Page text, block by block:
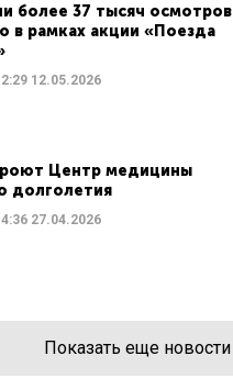
более 37 тысяч осмотров
в рамках акции «Поезда
12.05.2026
Центр медицины
долголетия
27.04.2026
Показать еще новости